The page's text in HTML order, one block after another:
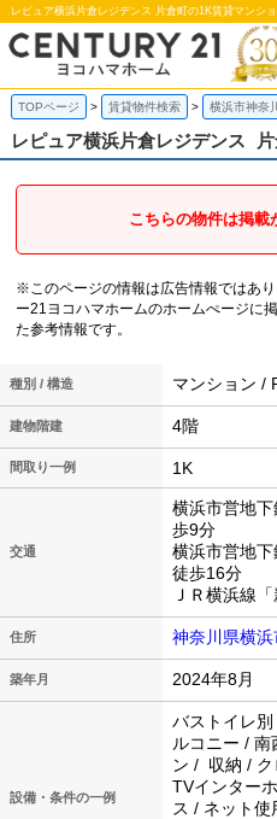
レピュア横浜片倉レジデンス 片倉町の1K賃貸マンシ
TOPページ 賃貸物件検索 横浜市神奈
レピュア横浜片倉レジデンス
こちらの物件は掲載
※このページの情報は広告情報ではあ
ー21ヨコハマホームのホームぺージに
た参考情報です。
種別 / 構造 マンション /
建物階建 4階
間取り一例 1K
交通
横浜市営地
歩9分
横浜市営地
徒歩16分
ＪＲ横浜線
住所 神奈川県横
築年月 2024年8月
設備・条件の一例
バストイレ
ルコニー /
ン / 収納 / ク
TVインター
ス / ネット